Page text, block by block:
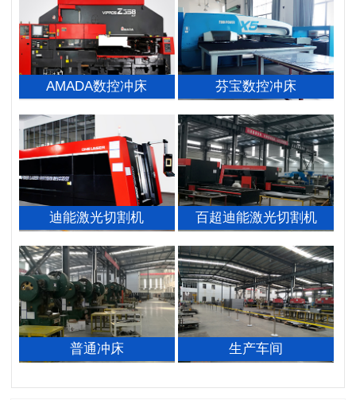
AMADA数控冲床 芬宝数控冲床
迪能激光切割机 百超迪能激光切割机
普通冲床 生产车间